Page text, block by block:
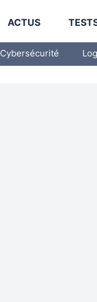
ACTUS
Cybersécurité